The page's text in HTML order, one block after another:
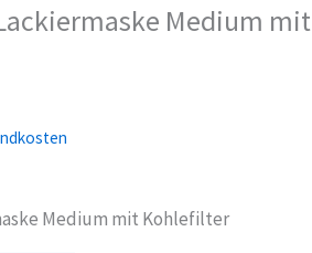
Medium mit
Medium mit Kohlefilter